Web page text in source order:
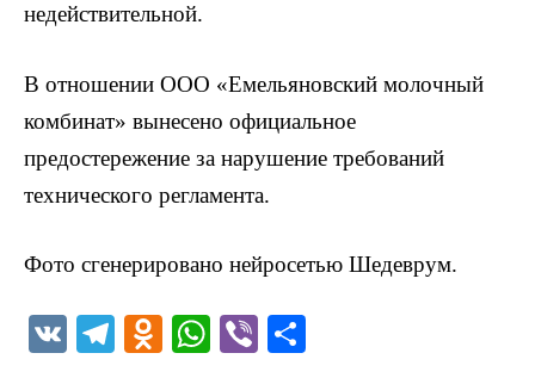
недействительной.
В отношении ООО «Емельяновский молочный
комбинат» вынесено официальное
предостережение за нарушение требований
технического регламента.
Фото сгенерировано нейросетью Шедеврум.
V
T
O W Vi